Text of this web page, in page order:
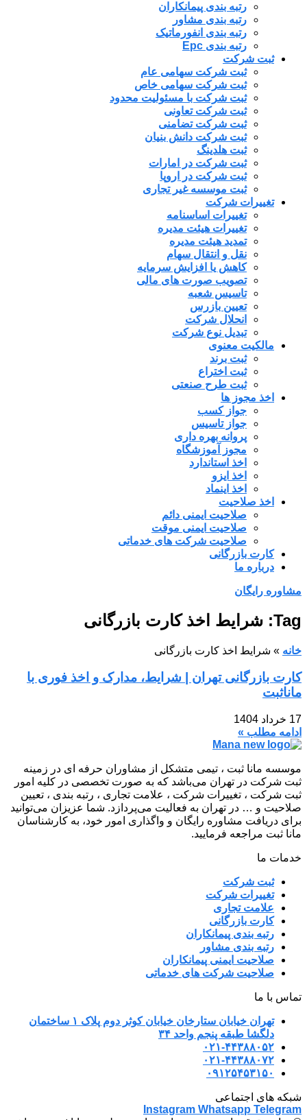
رتبه بندی پیمانکاران
رتبه بندی مشاور
رتبه بندی انفورماتیک
رتبه بندی Epc
ثبت شرکت
ثبت شرکت سهامی عام
ثبت شرکت سهامی خاص
ثبت شرکت با مسئولیت محدود
ثبت شرکت تعاونی
ثبت شرکت تضامنی
ثبت شرکت دانش بنیان
ثبت هلدینگ
ثبت شرکت در امارات
ثبت شرکت در اروپا
ثبت موسسه غیر تجاری
تغییرات شرکت
تغییرات اساسنامه
تغییرات هیئت مدیره
تمدید هیئت مدیره
نقل و انتقال سهام
کاهش یا افزایش سرمایه
تصویب صورت های مالی
تاسیس شعبه
تعیین بازرس
انحلال شرکت
تبدیل نوع شرکت
مالکیت معنوی
ثبت برند
ثبت اختراع
ثبت طرح صنعتی
اخذ مجوز ها
جواز کسب
جواز تاسیس
پروانه بهره داری
مجوز آموزشگاه
اخذ استاندارد
اخذ ایزو
اخذ اینماد
اخذ صلاحیت
صلاحیت ایمنی دائم
صلاحیت ایمنی موقت
صلاحیت شرکت های خدماتی
کارت بازرگانی
درباره ما
مشاوره رایگان
Tag: شرایط اخذ کارت بازرگانی
خانه » شرایط اخذ کارت بازرگانی
کارت بازرگانی تهران | شرایط، مدارک و اخذ فوری با
ماناثبت
17 خرداد 1404
ادامه مطلب »
موسسه مانا ثبت ، تیمی متشکل از مشاوران حرفه ای در زمینه
ثبت شرکت در تهران می‌باشد که به صورت تخصصی در کلیه امور
ثبت شرکت ، تغییرات شرکت ، علامت تجاری ، رتبه بندی ، تعیین
صلاحیت و … در تهران به فعالیت می‌پردازد. شما عزیزان می‌توانید
برای دریافت مشاوره رایگان و واگذاری امور خود، به کارشناسان
مانا ثبت مراجعه فرمایید.
خدمات ما
ثبت شرکت
تغییرات شرکت
علامت تجاری
کارت بازرگانی
رتبه بندی پیمانکاران
رتبه بندی مشاور
صلاحیت ایمنی پیمانکاران
صلاحیت شرکت های خدماتی
تماس با ما
تهران خیابان ستارخان خیابان کوثر دوم پلاک ۱ ساختمان
دلگشا طبقه پنجم واحد ۳۴
۰۲۱-۴۴۳۸۸۰۵۲
۰۲۱-۴۴۳۸۸۰۷۲
۰۹۱۲۵۴۵۳۱۵۰
شبکه های اجتماعی
Instagram Whatsapp Telegram